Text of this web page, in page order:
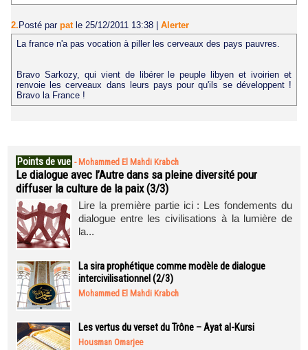
2.Posté par pat le 25/12/2011 13:38 | Alerter
La france n'a pas vocation à piller les cerveaux des pays pauvres.
Bravo Sarkozy, qui vient de libérer le peuple libyen et ivoirien et
renvoie les cerveaux dans leurs pays pour qu'ils se développent !
Bravo la France !
Points de vue - Mohammed El Mahdi Krabch
Le dialogue avec l’Autre dans sa pleine diversité pour
diffuser la culture de la paix (3/3)
Lire la première partie ici : Les fondements du
dialogue entre les civilisations à la lumière de
la...
La sira prophétique comme modèle de dialogue
intercivilisationnel (2/3)
Mohammed El Mahdi Krabch
Les vertus du verset du Trône – Ayat al-Kursi
Housman Omarjee